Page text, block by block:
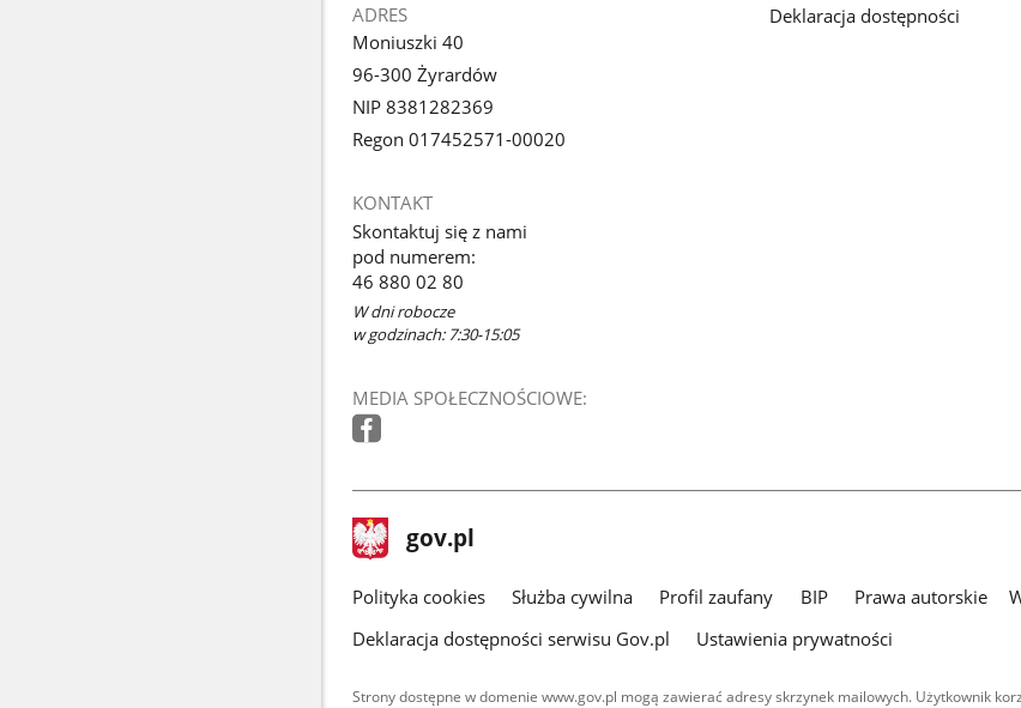
ADRES
Moniuszki 40
96-300 Żyrardów
NIP 8381282369
Regon 017452571-00020
KONTAKT
Skontaktuj się z nami
pod numerem:
46 880 02 80
W dni robocze
w godzinach: 7:30-15:05
MEDIA SPOŁECZNOŚCIOWE:
Deklaracja dostępności
stopka
gov.pl Strona
gov.pl
gov.pl
Polityka cookies Służba cywilna Profil zaufany BIP Prawa autorskie
Deklaracja dostępności serwisu Gov.pl
Ustawienia prywatności
Strony dostępne w domenie www.gov.pl mogą zawierać adresy skrzynek mailowych. Użytkownik